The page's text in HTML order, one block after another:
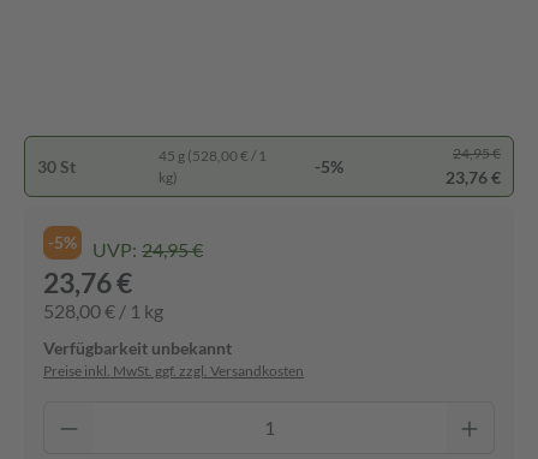
30 St
45 g (528,00 € / 1
kg)
-5%
24,95 €
23,76 €
-5% UVP: 24,95 €
23,76 €
528,00 € / 1 kg
Verfügbarkeit unbekannt
Preise inkl. MwSt. ggf. zzgl. Versandkosten